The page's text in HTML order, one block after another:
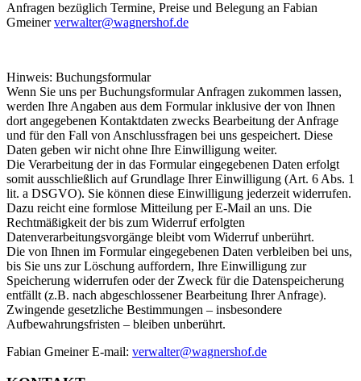
Anfragen bezüglich Termine, Preise und Belegung an Fabian
Gmeinerverwalter@wagnershof.de
Hinweis: Buchungsformular
Wenn Sie uns per Buchungsformular Anfragen zukommen lassen,
werden Ihre Angaben aus dem Formular inklusive der von Ihnen
dort angegebenen Kontaktdaten zwecks Bearbeitung der Anfrage
und für den Fall von Anschlussfragen bei uns gespeichert. Diese
Daten geben wir nicht ohne Ihre Einwilligung weiter.
Die Verarbeitung der in das Formular eingegebenen Daten erfolgt
somit ausschließlich auf Grundlage Ihrer Einwilligung (Art. 6 Abs. 1
lit. a DSGVO). Sie können diese Einwilligung jederzeit widerrufen.
Dazu reicht eine formlose Mitteilung per E-Mail an uns. Die
Rechtmäßigkeit der bis zum Widerruf erfolgten
Datenverarbeitungsvorgänge bleibt vom Widerruf unberührt.
Die von Ihnen im Formular eingegebenen Daten verbleiben bei uns,
bis Sie uns zur Löschung auffordern, Ihre Einwilligung zur
Speicherung widerrufen oder der Zweck für die Datenspeicherung
entfällt (z.B. nach abgeschlossener Bearbeitung Ihrer Anfrage).
Zwingende gesetzliche Bestimmungen – insbesondere
Aufbewahrungsfristen – bleiben unberührt.
Fabian Gmeiner E-mail: verwalter@wagnershof.de